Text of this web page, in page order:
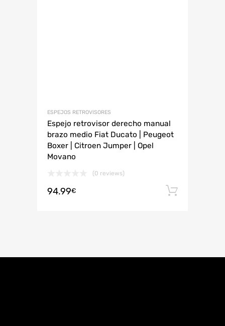
ESPEJOS RETROVISORES
Espejo retrovisor derecho manual
brazo medio Fiat Ducato | Peugeot
Boxer | Citroen Jumper | Opel
Movano
(0 reviews)
94.99€